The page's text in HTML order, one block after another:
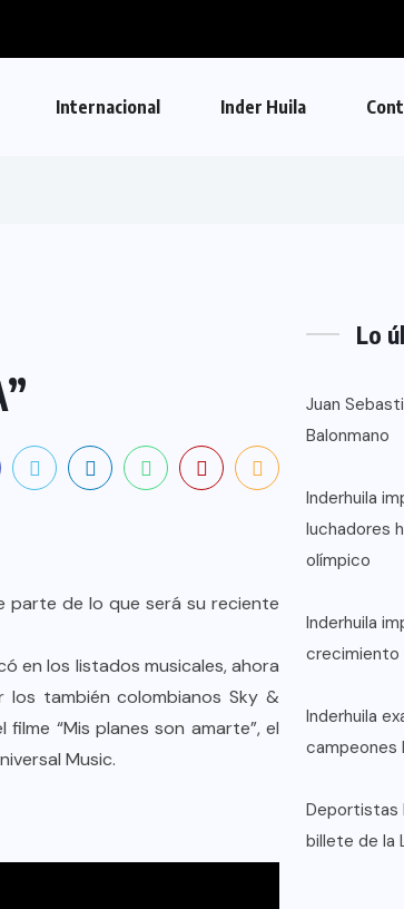
Internacional Inder Huila
parte de lo que será su reciente
en los listados musicales, ahora
también colombianos Sky &
“Mis planes son amarte”, el
Music.
Lo
Juan
Balonmano
Inderhuila
luchadores
olímpico
Inderhuila
crecimiento
Inderhuila
campeones
Deportistas
billete de la